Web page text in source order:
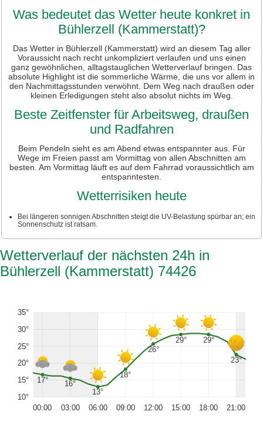
Was bedeutet das Wetter heute konkret in
Bühlerzell (Kammerstatt)?
Das Wetter in Bühlerzell (Kammerstatt) wird an diesem Tag aller
Voraussicht nach recht unkompliziert verlaufen und uns einen
ganz gewöhnlichen, alltagstauglichen Wetterverlauf bringen. Das
absolute Highlight ist die sommerliche Wärme, die uns vor allem in
den Nachmittagsstunden verwöhnt. Dem Weg nach draußen oder
kleinen Erledigungen steht also absolut nichts im Weg.
Beste Zeitfenster für Arbeitsweg, draußen
und Radfahren
Beim Pendeln sieht es am Abend etwas entspannter aus. Für
Wege im Freien passt am Vormittag von allen Abschnitten am
besten. Am Vormittag läuft es auf dem Fahrrad voraussichtlich am
entspanntesten.
Wetterrisiken heute
Bei längeren sonnigen Abschnitten steigt die UV-Belastung spürbar an; ein
Sonnenschutz ist ratsam.
Wetterverlauf der nächsten 24h in
Bühlerzell (Kammerstatt) 74426
10°
15°
20°
25°
30°
35°
17° 16°
13°
18°
26°
29° 29°
23°
00:00 03:00 06:00 09:00 12:00 15:00 18:00 21:00